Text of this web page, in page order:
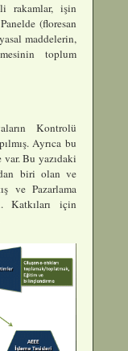
rakamlar, işin
(floresan
maddelerin,
toplum
Kontrolü
Ayrıca bu
Bu yazıdaki
biri olan ve
ve Pazarlama
Katkıları için